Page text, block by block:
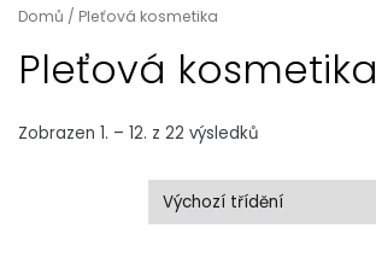
Domů / Pleťová kosmetika
Pleťová kosmetika
Zobrazen 1. – 12. z 22 výsledků